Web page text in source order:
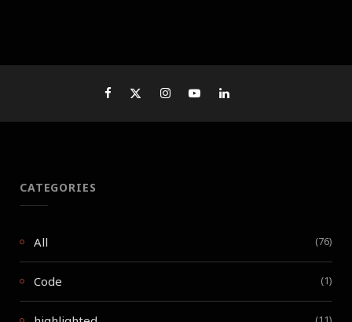
CATEGORIES
All (76)
Code (1)